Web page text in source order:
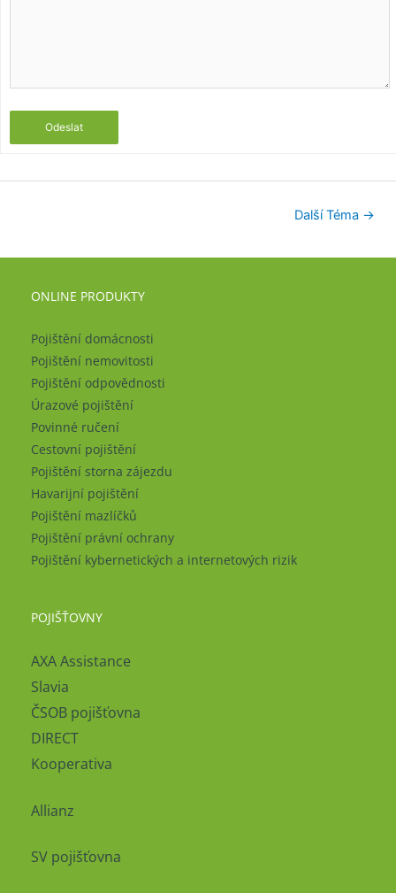
Odeslat
Další Téma →
ONLINE PRODUKTY
Pojištění domácnosti
Pojištění nemovitosti
Pojištění odpovědnosti
Úrazové pojištění
Povinné ručení
Cestovní pojištění
Pojištění storna zájezdu
Havarijní pojištění
Pojištění mazlíčků
Pojištění právní ochrany
Pojištění kybernetických a internetových rizik
POJIŠŤOVNY
AXA Assistance
Slavia
ČSOB pojišťovna
DIRECT
Kooperativa
Allianz
SV pojišťovna